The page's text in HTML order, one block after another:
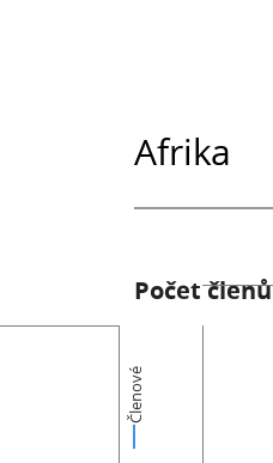
Afrika
Počet členů
Členové